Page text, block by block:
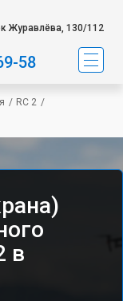
Журавлёва, 130/112
58
/ RC 2 /
в